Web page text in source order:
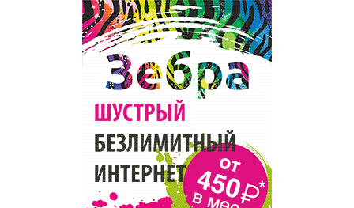
Торговля
Бизнес и финансы
Популярное →